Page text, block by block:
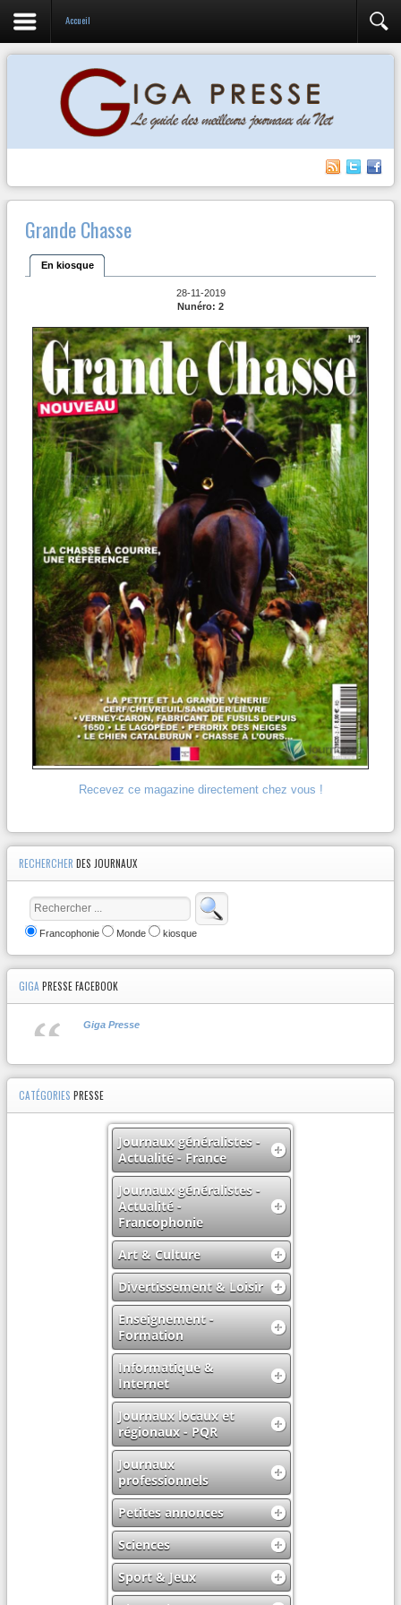
Accueil
Grande Chasse
En kiosque
28-11-2019
Nunéro: 2
Recevez ce magazine directement chez vous !
RECHERCHER DES JOURNAUX
Francophonie Monde kiosque
GIGA PRESSE FACEBOOK
Giga Presse
CATÉGORIES PRESSE
Journaux généralistes -
Actualité - France
Journaux généralistes -
Actualité -
Francophonie
Art & Culture
Divertissement & Loisir
Enseignement -
Formation
Informatique &
Internet
Journaux locaux et
régionaux - PQR
Journaux
professionnels
Petites annonces
Sciences
Sport & Jeux